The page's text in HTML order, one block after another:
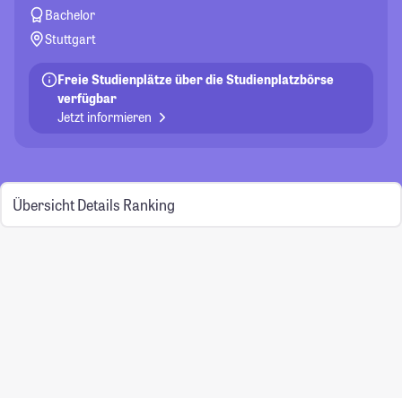
Bachelor
Stuttgart
Freie Studienplätze über die Studienplatzbörse
verfügbar
Jetzt informieren
Übersicht Details Ranking